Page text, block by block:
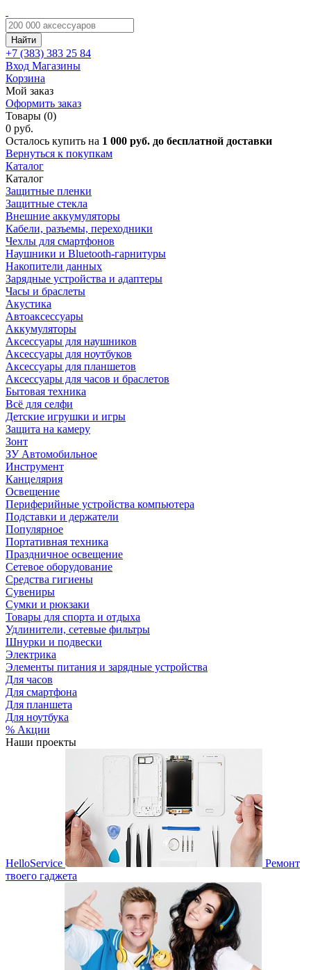
Найти
+7 (383) 383 25 84
Вход Магазины
Корзина
Мой заказ
Оформить заказ
Товары (0)
0 руб.
Осталось купить на 1 000 руб. до бесплатной доставки
Вернуться к покупкам
Каталог
Каталог
Защитные пленки
Защитные стекла
Внешние аккумуляторы
Кабели, разъемы, переходники
Чехлы для смартфонов
Наушники и Bluetooth-гарнитуры
Накопители данных
Зарядные устройства и адаптеры
Часы и браслеты
Акустика
Автоаксессуары
Аккумуляторы
Аксессуары для наушников
Аксессуары для ноутбуков
Аксессуары для планшетов
Аксессуары для часов и браслетов
Бытовая техника
Всё для селфи
Детские игрушки и игры
Защита на камеру
Зонт
ЗУ Автомобильное
Инструмент
Канцелярия
Освещение
Периферийные устройства компьютера
Подставки и держатели
Популярное
Портативная техника
Праздничное освещение
Сетевое оборудование
Средства гигиены
Сувениры
Сумки и рюкзаки
Товары для спорта и отдыха
Удлинители, сетевые фильтры
Шнурки и подвески
Электрика
Элементы питания и зарядные устройства
Для часов
Для смартфона
Для планшета
Для ноутбука
% Акции
Наши проекты
HelloService
Ремонт
твоего гаджета